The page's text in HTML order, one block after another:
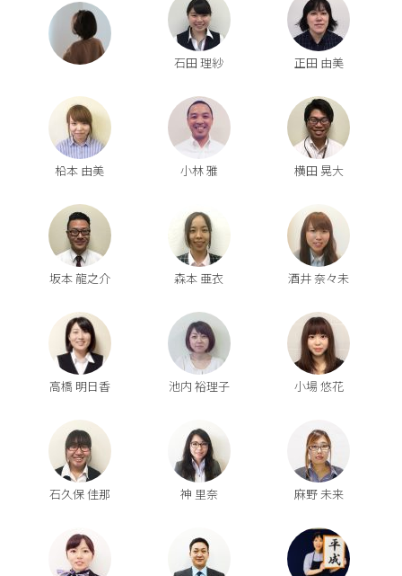
石田 理紗 正田 由美
柗本 由美 小林 雅 横田 晃大
坂本 龍之介 森本 亜衣 酒井 奈々未
高橋 明日香 池内 裕理子 小場 悠花
石久保 佳那 神 里奈 麻野 未来